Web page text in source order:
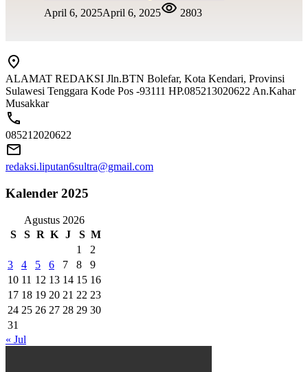
April 6, 2025April 6, 2025 2803
ALAMAT REDAKSI Jln.BTN Bolefar, Kota Kendari, Provinsi
Sulawesi Tenggara Kode Pos -93111 HP.085213020622 An.Kahar
Musakkar
085212020622
redaksi.liputan6sultra@gmail.com
Kalender 2025
Agustus 2026
S
S R K J S M
1
2
3
4 5 6 7 8
9
10 11 12 13 14 15 16
17 18 19 20 21 22 23
24 25 26 27 28 29 30
31
« Jul